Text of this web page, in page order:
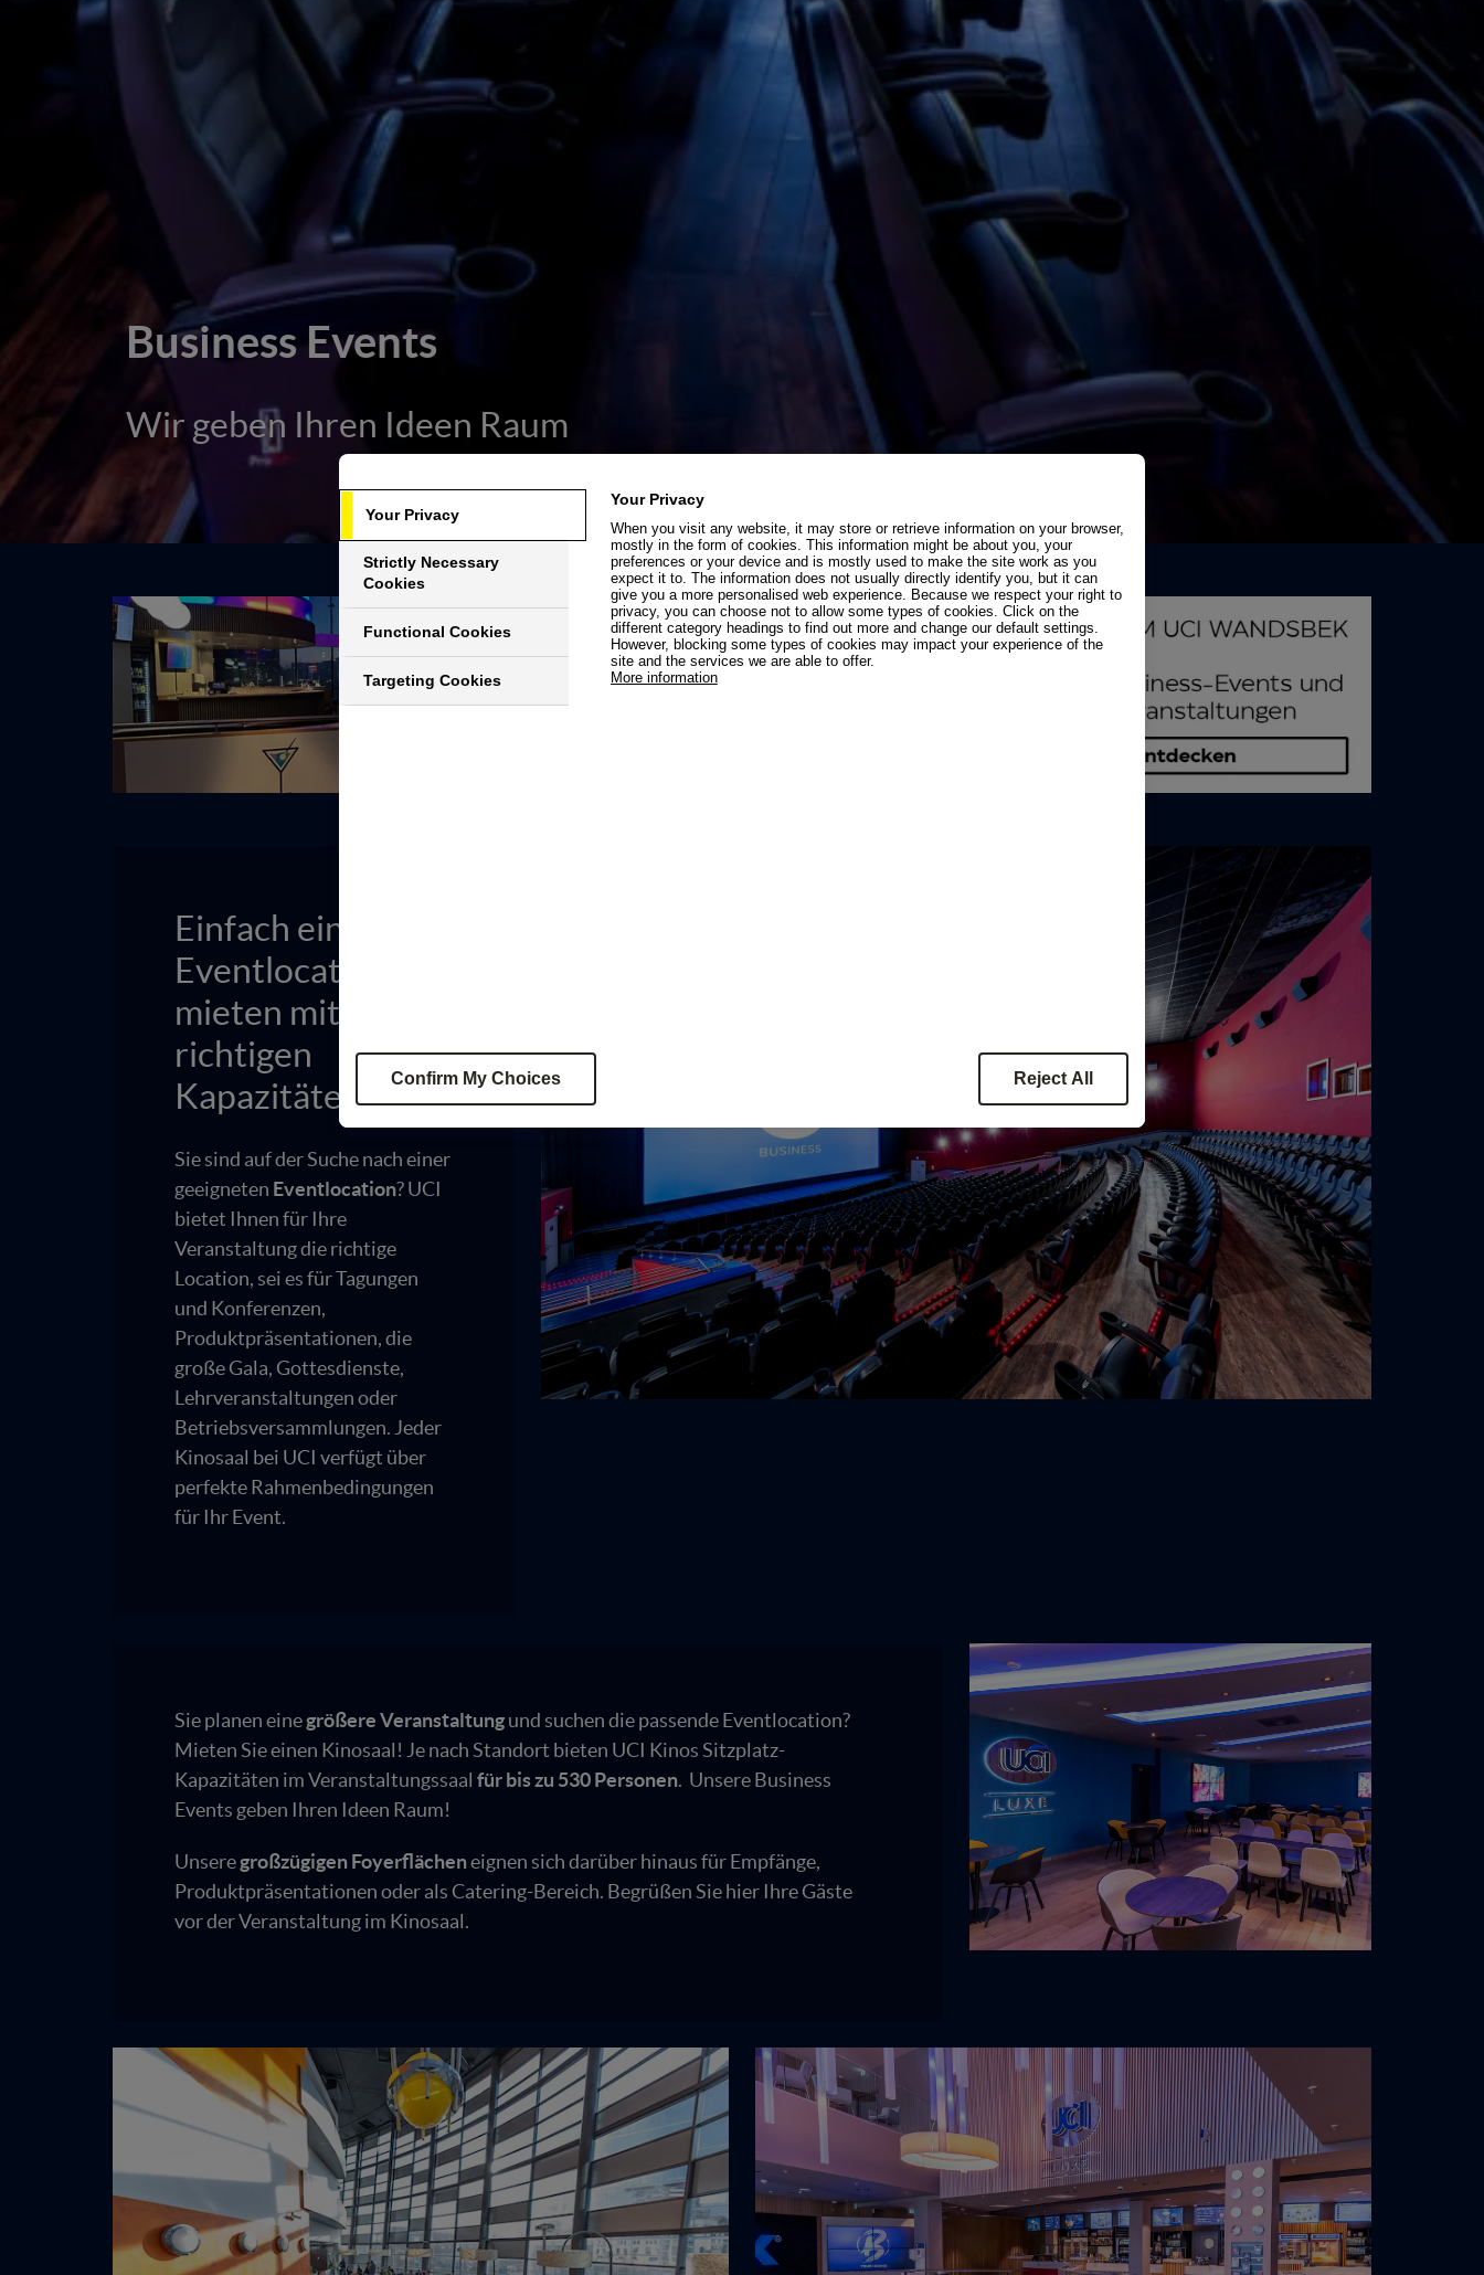
Business Events
Wir geben Ihren Ideen Raum
Einfach eine
Eventlocation
mieten mit den
richtigen
Kapazitäten!
Sie sind auf der Suche nach einer
geeigneten Eventlocation? UCI
bietet Ihnen für Ihre
Veranstaltung die richtige
Location, sei es für Tagungen
und Konferenzen,
Produktpräsentationen, die
große Gala, Gottesdienste,
Lehrveranstaltungen oder
Betriebsversammlungen. Jeder
Kinosaal bei UCI verfügt über
perfekte Rahmenbedingungen
für Ihr Event.
Sie planen einegrößere Veranstaltungund suchen die passende Eventlocation?
Mieten Sie einen Kinosaal! Je nach Standort bieten UCI Kinos Sitzplatz-
Kapazitäten im Veranstaltungssaal für bis zu 530 Personen. Unsere Business
Events geben Ihren Ideen Raum!
Unseregroßzügigen Foyerflächeneignen sich darüber hinaus für Empfänge,
Produktpräsentationen oder als Catering-Bereich. Begrüßen Sie hier Ihre Gäste
vor der Veranstaltung im Kinosaal.
Your Privacy
Strictly Necessary
Cookies
Functional Cookies
Targeting Cookies
Your Privacy
When you visit any website, it may store or retrieve information on your browser,
mostly in the form of cookies. This information might be about you, your
preferences or your device and is mostly used to make the site work as you
expect it to. The information does not usually directly identify you, but it can
give you a more personalised web experience. Because we respect your right to
privacy, you can choose not to allow some types of cookies. Click on the
different category headings to find out more and change our default settings.
However, blocking some types of cookies may impact your experience of the
site and the services we are able to offer.
More information
Confirm My Choices Reject All